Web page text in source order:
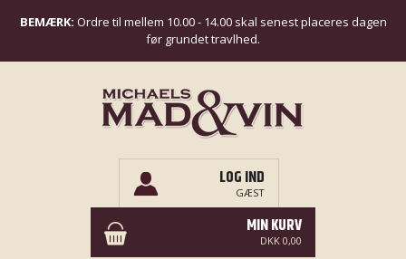
BEMÆRK: Ordre til mellem 10.00 - 14.00 skal senest placeres dagen
før grundet travlhed.
LOG IND
GÆST
MIN KURV
DKK 0,00